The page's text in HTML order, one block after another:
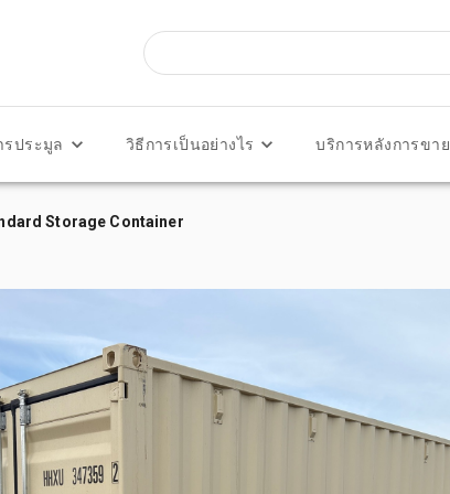
รประมูล วิธีการเป็นอย่างไร บริการหลังการขาย
Storage Container